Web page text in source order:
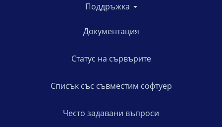
Поддръжка
Документация
Статус на сървърите
Списък със съвместим софтуер
Често задавани въпроси